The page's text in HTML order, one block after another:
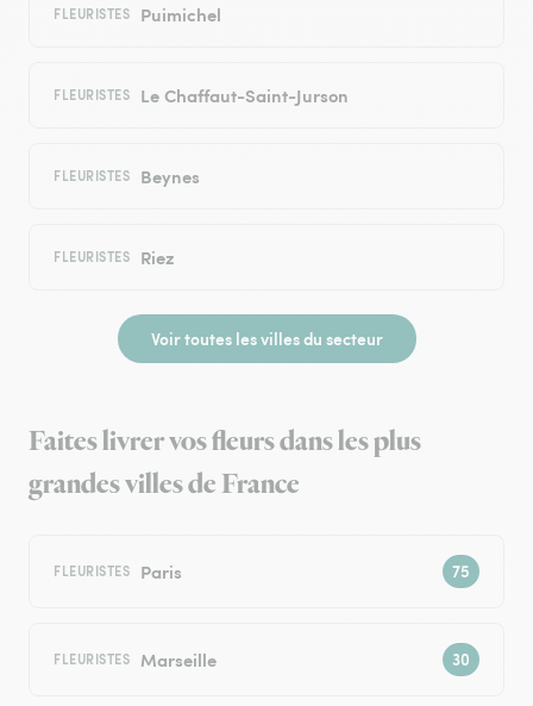
FLEURISTES Puimichel
FLEURISTES Le Chaffaut-Saint-Jurson
FLEURISTES Beynes
FLEURISTES Riez
Voir toutes les villes du secteur
Faites livrer vos fleurs dans les plus
grandes villes de France
FLEURISTES Paris
FLEURISTES Marseille